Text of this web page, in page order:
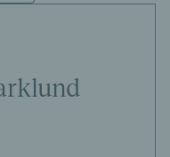
hat Marklund
überaus irdische